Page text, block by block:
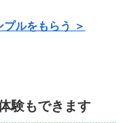
ルをもらう ＞
験もできます